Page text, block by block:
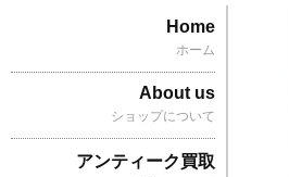
Home
ホーム
About us
ショップについて
アンティーク買取